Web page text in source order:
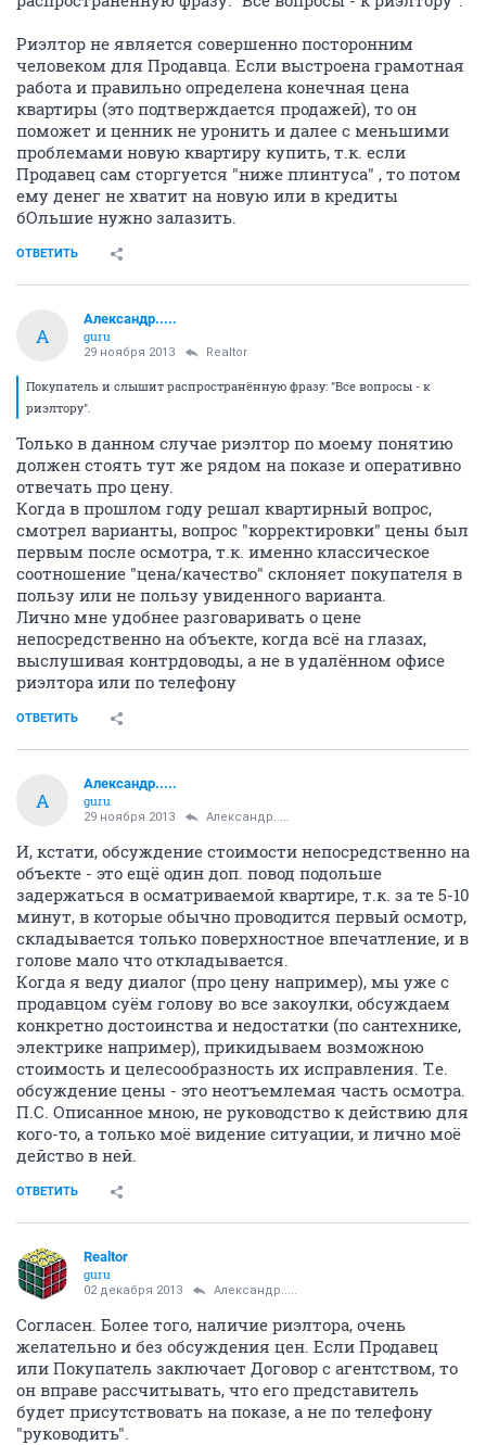
Риэлтор не является совершенно посторонним
человеком для Продавца. Если выстроена грамотная
работа и правильно определена конечная цена
квартиры (это подтверждается продажей), то он
поможет и ценник не уронить и далее с меньшими
проблемами новую квартиру купить, т.к. если
Продавец сам сторгуется "ниже плинтуса" , то потом
ему денег не хватит на новую или в кредиты
бОльшие нужно залазить.
ОТВЕТИТЬ
А
Александр.....
guru
29 ноября 2013 Realtor
Покупатель и слышит распространённую фразу: "Все вопросы - к
риэлтору".
Только в данном случае риэлтор по моему понятию
должен стоять тут же рядом на показе и оперативно
отвечать про цену.
Когда в прошлом году решал квартирный вопрос,
смотрел варианты, вопрос "корректировки" цены был
первым после осмотра, т.к. именно классическое
соотношение "цена/качество" склоняет покупателя в
пользу или не пользу увиденного варианта.
Лично мне удобнее разговаривать о цене
непосредственно на объекте, когда всё на глазах,
выслушивая контрдоводы, а не в удалённом офисе
риэлтора или по телефону
ОТВЕТИТЬ
А
Александр.....
guru
29 ноября 2013 Александр.....
И, кстати, обсуждение стоимости непосредственно на
объекте - это ещё один доп. повод подольше
задержаться в осматриваемой квартире, т.к. за те 5-10
минут, в которые обычно проводится первый осмотр,
складывается только поверхностное впечатление, и в
голове мало что откладывается.
Когда я веду диалог (про цену например), мы уже с
продавцом суём голову во все закоулки, обсуждаем
конкретно достоинства и недостатки (по сантехнике,
электрике например), прикидываем возможною
стоимость и целесообразность их исправления. Т.е.
обсуждение цены - это неотъемлемая часть осмотра.
П.С. Описанное мною, не руководство к действию для
кого-то, а только моё видение ситуации, и лично моё
действо в ней.
ОТВЕТИТЬ
Realtor
guru
02 декабря 2013 Александр.....
Согласен. Более того, наличие риэлтора, очень
желательно и без обсуждения цен. Если Продавец
или Покупатель заключает Договор с агентством, то
он вправе рассчитывать, что его представитель
будет присутствовать на показе, а не по телефону
"руководить".